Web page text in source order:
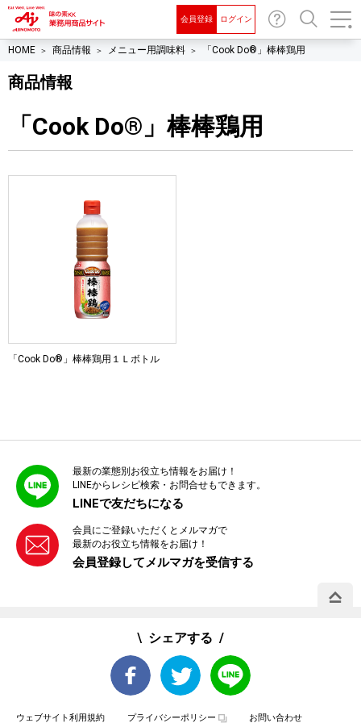
お問検索
会員登録 ログイン
HOME 商品情報 メニュー用調味料 「Cook Do®」棒棒鶏用
商品情報
「Cook Do®」棒棒鶏用
「Cook Do®」棒棒鶏用１Ｌボトル
最新の業態別お役立ち情報をお届け！
LINEからレシピ検索・お問合せもできます。
LINEで友だちになる
会員にご登録いただくとメルマガで
最新のお役立ち情報をお届け！
会員登録してメルマガを受信する
シェアする
ウェブサイト利用規約 プライバシーポリシー お問い合わせ